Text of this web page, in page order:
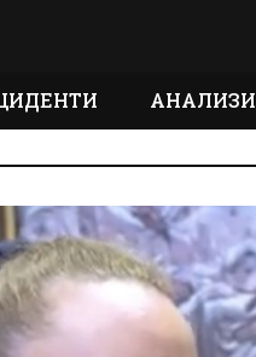
АНАЛИЗИ